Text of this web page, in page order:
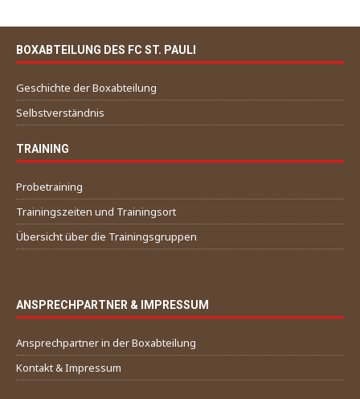
BOXABTEILUNG DES FC ST. PAULI
Geschichte der Boxabteilung
Selbstverständnis
TRAINING
Probetraining
Trainingszeiten und Trainingsort
Übersicht über die Trainingsgruppen
ANSPRECHPARTNER & IMPRESSUM
Ansprechpartner in der Boxabteilung
Kontakt & Impressum